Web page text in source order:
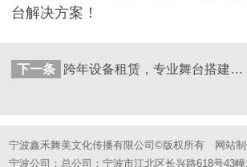
台解决方案！
下一条 跨年设备租赁，专业舞台搭建，鑫禾舞美助燃元旦盛典
宁波鑫禾舞美文化传播有限公司©版权所有 网站
宁波公司：总公司：宁波市江北区长兴路618号43